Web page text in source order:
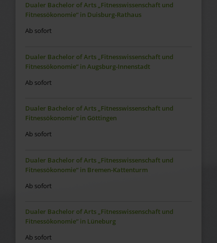
Dualer Bachelor of Arts „Fitnesswissenschaft und
Fitnessökonomie“ in Duisburg-Rathaus
Ab sofort
Dualer Bachelor of Arts „Fitnesswissenschaft und
Fitnessökonomie“ in Augsburg-Innenstadt
Ab sofort
Dualer Bachelor of Arts „Fitnesswissenschaft und
Fitnessökonomie“ in Göttingen
Ab sofort
Dualer Bachelor of Arts „Fitnesswissenschaft und
Fitnessökonomie“ in Bremen-Kattenturm
Ab sofort
Dualer Bachelor of Arts „Fitnesswissenschaft und
Fitnessökonomie“ in Lüneburg
Ab sofort